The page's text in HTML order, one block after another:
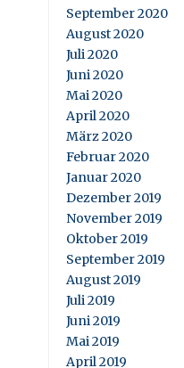
September 2020
August 2020
Juli 2020
Juni 2020
Mai 2020
April 2020
März 2020
Februar 2020
Januar 2020
Dezember 2019
November 2019
Oktober 2019
September 2019
August 2019
Juli 2019
Juni 2019
Mai 2019
April 2019